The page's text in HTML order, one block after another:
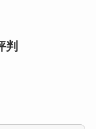
判